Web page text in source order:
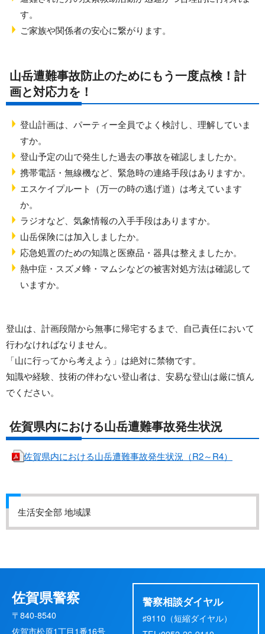
す。
ご家族や関係者の安心に繋がります。
山岳遭難事故防止のためにもう一度点検！計
画と対応力を！
登山計画は、パーティー全員でよく検討し、理解していま
すか。
登山予定の山で発生した過去の事故を確認しましたか。
携帯電話・無線機など、緊急時の連絡手段はありますか。
エスケイプルート（万一の時の逃げ道）は考えています
か。
ラジオなど、気象情報の入手手段はありますか。
山岳保険には加入しましたか。
応急処置のための知識と医療品・器具は整えましたか。
熱中症・スズメ蜂・マムシなどの被害対処方法は確認して
いますか。
登山は、計画段階から無事に帰宅するまで、自己責任において
行わなければなりません。
「山に行ってから考えよう」は絶対に禁物です。
知識や経験、技術の伴わない登山者は、安易な登山は厳に慎ん
でください。
佐賀県内における山岳遭難事故発生状況
佐賀県内における山岳遭難事故発生状況（R2～R4）
生活安全部 地域課
佐賀県警察
〒840-8540
佐賀市松原1丁目1番16号
警察相談ダイヤル
♯9110（短縮ダイヤル）